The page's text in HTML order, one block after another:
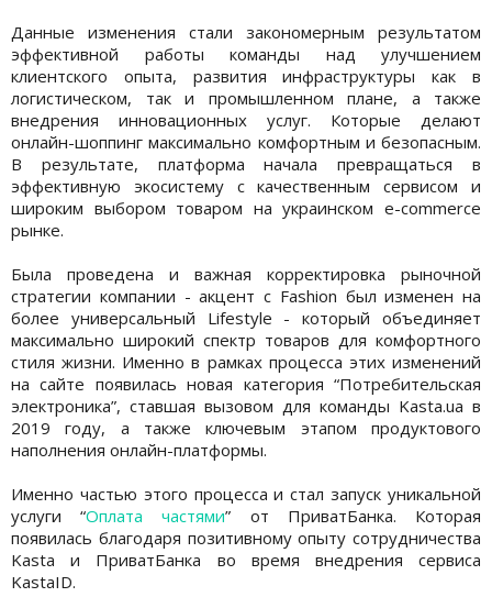
Данные изменения стали закономерным результатом
эффективной работы команды над улучшением
клиентского опыта, развития инфраструктуры как в
логистическом, так и промышленном плане, а также
внедрения инновационных услуг. Которые делают
онлайн-шоппинг максимально комфортным и безопасным.
В результате, платформа начала превращаться в
эффективную экосистему с качественным сервисом и
широким выбором товаром на украинском e-commerce
рынке.
Была проведена и важная корректировка рыночной
стратегии компании - акцент с Fashion был изменен на
более универсальный Lifestyle - который объединяет
максимально широкий спектр товаров для комфортного
стиля жизни. Именно в рамках процесса этих изменений
на сайте появилась новая категория “Потребительская
электроника”, ставшая вызовом для команды Kasta.ua в
2019 году, а также ключевым этапом продуктового
наполнения онлайн-платформы.
Именно частью этого процесса и стал запуск уникальной
услуги “Оплата частями” от ПриватБанка. Которая
появилась благодаря позитивному опыту сотрудничества
Kasta и ПриватБанка во время внедрения сервиса
KastaID.